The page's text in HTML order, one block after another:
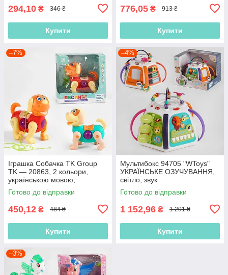
294,10 ₴ 346 ₴
Купити
776,05 ₴ 913 ₴
Купити
–7%
Іграшка Собачка TK Group
TK — 20863, 2 кольори,
українською мовою,
батарейками, звуком,
проєкція
Готово до відправки
450,12 ₴ 484 ₴
Купити
–4%
Мультибокс 94705 "WToys"
УКРАЇНСЬКЕ ОЗУЧУВАННЯ,
світло, звук
Готово до відправки
1 152,96 ₴ 1 201 ₴
Купити
–3%